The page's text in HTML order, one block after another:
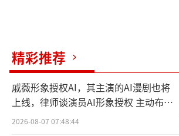
精彩推荐
戚薇形象授权AI，其主演的AI漫剧也将
上线，律师谈演员AI形象授权 主动布局
数字资产
2026-08-07 07:48:44